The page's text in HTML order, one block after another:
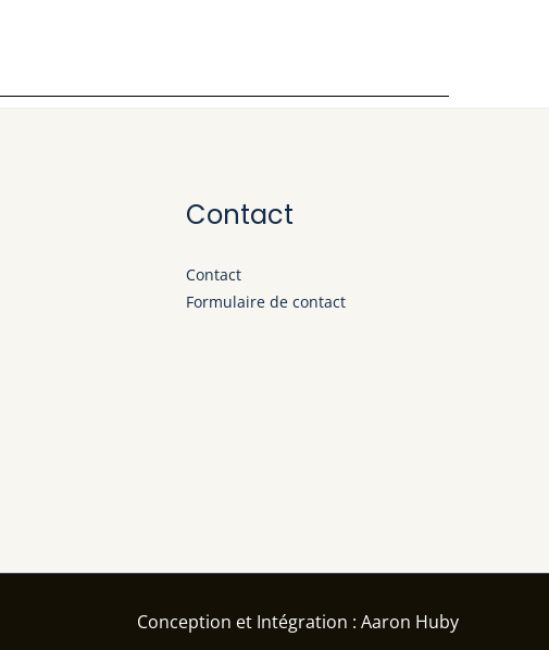
Contact
Contact
Formulaire de contact
Conception et Intégration : Aaron Huby